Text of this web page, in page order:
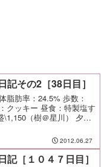
記その2［38日目］
脂肪率：24.5% 歩数：
クッキー 昼食：特製塩す
\1,150（樹＠星川） 夕
2012.06.27
記［１０４７日目］